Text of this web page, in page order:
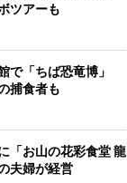
ツアーも
で「ちば恐竜博」
捕食者も
「お山の花彩食堂 龍
夫婦が経営